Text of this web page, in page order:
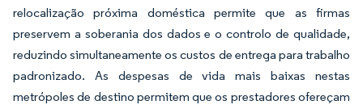
relocalização próxima doméstica permite que as firmas
preservem a soberania dos dados e o controlo de qualidade,
reduzindo simultaneamente os custos de entrega para trabalho
padronizado. As despesas de vida mais baixas nestas
metrópoles de destino permitem que os prestadores ofereçam